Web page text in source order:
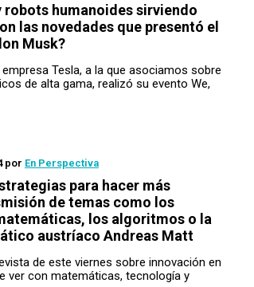
robots humanoides sirviendo
las novedades que presentó el
Musk?
Tesla, a la que asociamos sobre
de alta gama, realizó su evento We,
por En Perspectiva
para hacer más
de temas como los
los algoritmos o la
austríaco Andreas Matt
de este viernes sobre innovación en
ver con matemáticas, tecnología y